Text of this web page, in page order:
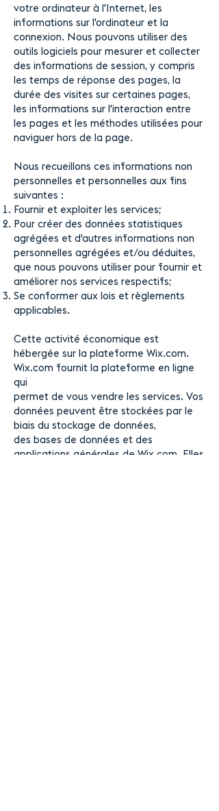
votre ordinateur à l'Internet, les
informations sur l'ordinateur et la
connexion. Nous pouvons utiliser des
outils logiciels pour mesurer et collecter
des informations de session, y compris
les temps de réponse des pages, la
durée des visites sur certaines pages,
les informations sur l'interaction entre
les pages et les méthodes utilisées pour
naviguer hors de la page.
Nous recueillons ces informations non
personnelles et personnelles aux fins
suivantes :
Fournir et exploiter les services;
Pour créer des données statistiques
agrégées et d'autres informations non
personnelles agrégées et/ou déduites,
que nous pouvons utiliser pour fournir et
améliorer nos services respectifs;
Se conformer aux lois et règlements
applicables.
Cette activité économique est
hébergée sur la plateforme Wix.com.
Wix.com fournit la plateforme en ligne
qui
permet de vous vendre les services. Vos
données peuvent être stockées par le
biais du stockage de données,
des bases de données et des
applications générales de Wix.com. Elles